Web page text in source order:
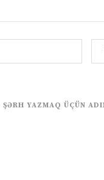
YAZMAQ ÜÇÜN